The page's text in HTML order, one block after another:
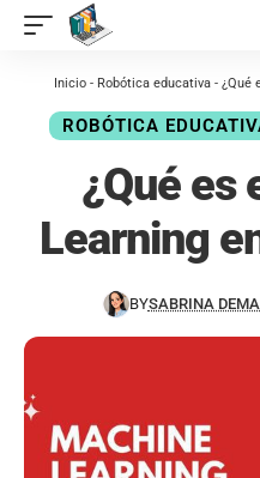
contenido
Inicio - Robótica educativa - ¿Qué
ROBÓTICA
¿Qué es
Learning
BYSABRINA